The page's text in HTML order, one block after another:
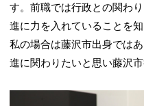
す。前職では行政との関わ
進に力を入れていることを
私の場合は藤沢市出身では
進に関わりたいと思い藤沢